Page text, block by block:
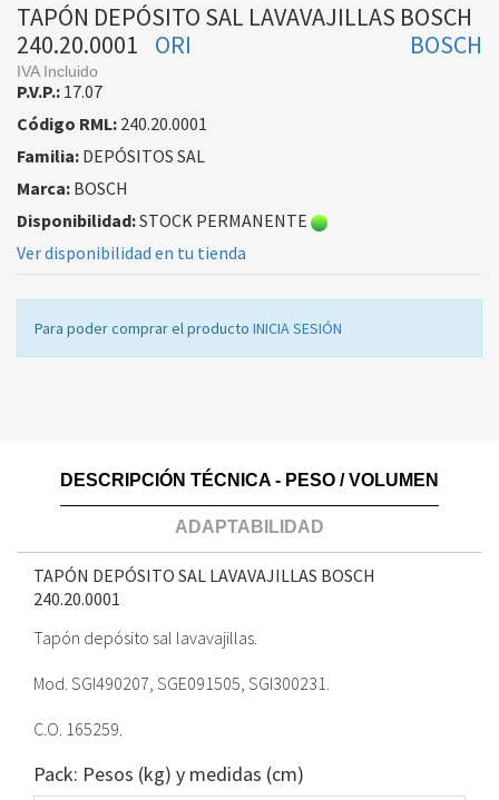
TAPÓN DEPÓSITO SAL LAVAVAJILLAS BOSCH
240.20.0001
BOSCH
ORI
IVA Incluido
P.V.P.: 17.07
Código RML: 240.20.0001
Familia: DEPÓSITOS SAL
Marca: BOSCH
Disponibilidad:STOCK PERMANENTE
Ver disponibilidad en tu tienda
Para poder comprar el producto INICIA SESIÓN
DESCRIPCIÓN TÉCNICA - PESO / VOLUMEN
ADAPTABILIDAD
TAPÓN DEPÓSITO SAL LAVAVAJILLAS BOSCH
240.20.0001
Tapón depósito sal lavavajillas.
Mod. SGI490207, SGE091505, SGI300231.
C.O. 165259.
Pack: Pesos (kg) y medidas (cm)